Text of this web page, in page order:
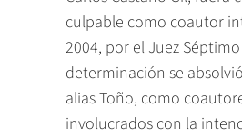
culpable como coautor
2004, por el Juez
determinación se
alias Toño, como
involucrados con la